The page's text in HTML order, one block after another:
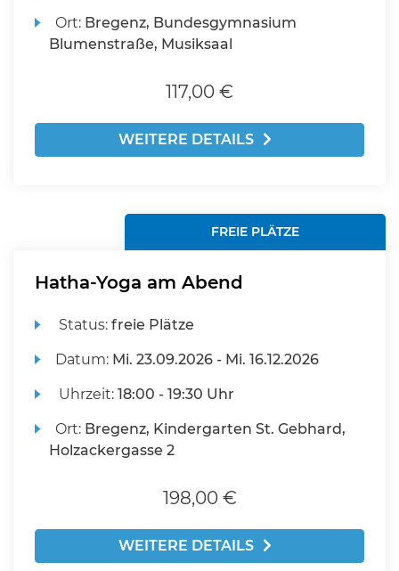
Ort: Bregenz, Bundesgymnasium
Blumenstraße, Musiksaal
117,00 €
WEITERE DETAILS
FREIE PLÄTZE
Hatha-Yoga am Abend
Status:freie Plätze
Datum: Mi. 23.09.2026 - Mi. 16.12.2026
Uhrzeit:18:00 - 19:30 Uhr
Ort: Bregenz, Kindergarten St. Gebhard,
Holzackergasse 2
198,00 €
WEITERE DETAILS